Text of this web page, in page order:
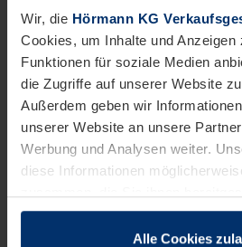
Wir, die Hörmann KG
Cookies, um Inhalte und Anzeigen
Funktionen für soziale Medien
die Zugriffe auf unserer Website
Außerdem geben wir
unserer Website an unsere
Werbung und Analysen weiter.
diese Informationen
sie im Rahmen Ihrer Nutzung der
Alle Cookies